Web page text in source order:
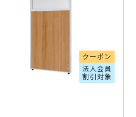
クーポン
法人会員
割引対象